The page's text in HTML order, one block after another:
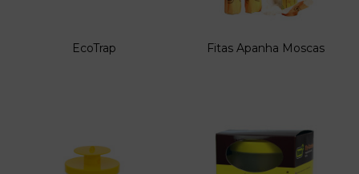
EcoTrap Fitas Apanha Moscas